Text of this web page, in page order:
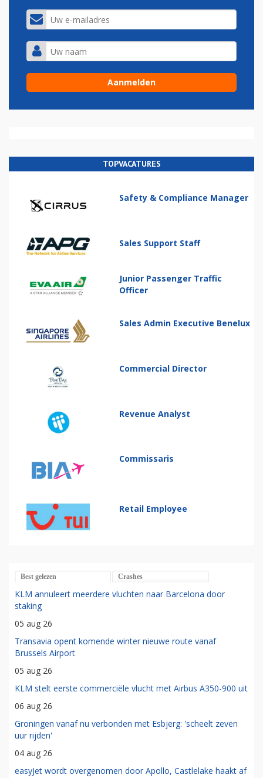
TOPVACATURES
Safety & Compliance Manager
Sales Support Staff
Junior Passenger Traffic
Officer
Sales Admin Executive Benelux
Commercial Director
Revenue Analyst
Commissaris
Retail Employee
Best gelezen Crashes
KLM annuleert meerdere vluchten naar Barcelona door
staking
05 aug 26
Transavia opent komende winter nieuwe route vanaf
Brussels Airport
05 aug 26
KLM stelt eerste commerciële vlucht met Airbus A350-900 uit
06 aug 26
Groningen vanaf nu verbonden met Esbjerg: 'scheelt zeven
uur rijden'
04 aug 26
easyJet wordt overgenomen door Apollo, Castlelake haakt af